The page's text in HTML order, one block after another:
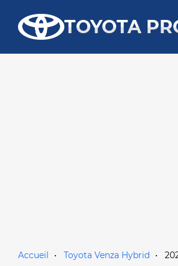
TOYOTA
Accueil Toyota Venza Hybrid